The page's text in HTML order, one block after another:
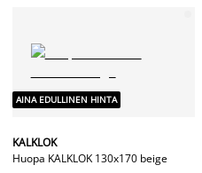
AINA EDULLINEN HINTA
KALKLOK
Huopa KALKLOK 130x170 beige